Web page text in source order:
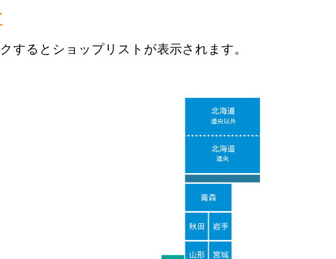
するとショップリストが表示されます。